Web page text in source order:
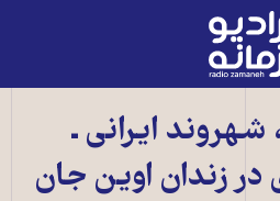
شهروند ایرانی ـ
زندان اوین جان